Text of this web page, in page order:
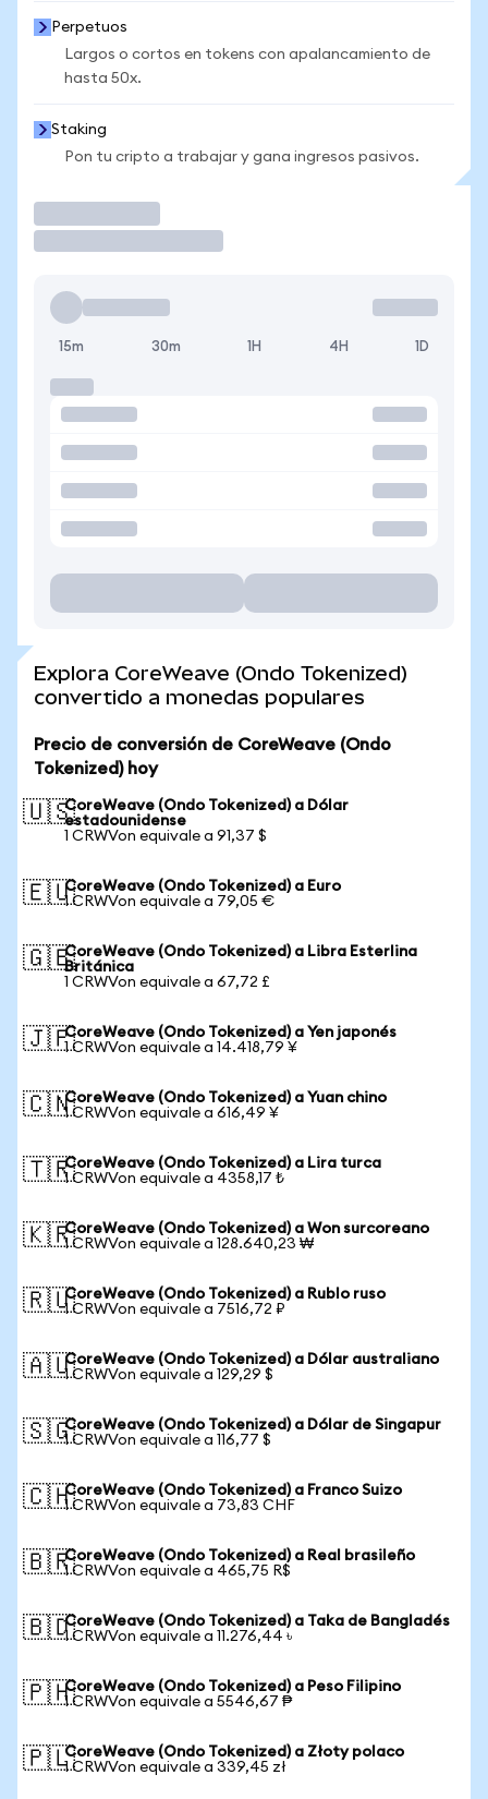
Perpetuos
Largos o cortos en tokens con apalancamiento de
hasta 50x.
Staking
Pon tu cripto a trabajar y gana ingresos pasivos.
15m 30m 1H 4H 1D
Explora CoreWeave (Ondo Tokenized)
convertido a monedas populares
Precio de conversión de CoreWeave (Ondo
Tokenized) hoy
🇺🇸CoreWeave (Ondo Tokenized) a Dólar
estadounidense
1 CRWVon equivale a 91,37 $
🇪🇺CoreWeave (Ondo Tokenized) a Euro
1 CRWVon equivale a 79,05 €
🇬🇧CoreWeave (Ondo Tokenized) a Libra Esterlina
Británica
1 CRWVon equivale a 67,72 £
🇯🇵CoreWeave (Ondo Tokenized) a Yen japonés
1 CRWVon equivale a 14.418,79 ¥
🇨🇳CoreWeave (Ondo Tokenized) a Yuan chino
1 CRWVon equivale a 616,49 ¥
🇹🇷CoreWeave (Ondo Tokenized) a Lira turca
1 CRWVon equivale a 4358,17 ₺
🇰🇷CoreWeave (Ondo Tokenized) a Won surcoreano
1 CRWVon equivale a 128.640,23 ₩
🇷🇺CoreWeave (Ondo Tokenized) a Rublo ruso
1 CRWVon equivale a 7516,72 ₽
🇦🇺CoreWeave (Ondo Tokenized) a Dólar australiano
1 CRWVon equivale a 129,29 $
🇸🇬CoreWeave (Ondo Tokenized) a Dólar de Singapur
1 CRWVon equivale a 116,77 $
🇨🇭CoreWeave (Ondo Tokenized) a Franco Suizo
1 CRWVon equivale a 73,83 CHF
🇧🇷CoreWeave (Ondo Tokenized) a Real brasileño
1 CRWVon equivale a 465,75 R$
🇧🇩CoreWeave (Ondo Tokenized) a Taka de Bangladés
1 CRWVon equivale a 11.276,44 ৳
🇵🇭CoreWeave (Ondo Tokenized) a Peso Filipino
1 CRWVon equivale a 5546,67 ₱
🇵🇱CoreWeave (Ondo Tokenized) a Złoty polaco
1 CRWVon equivale a 339,45 zł